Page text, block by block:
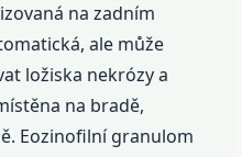
na zadním
ale může
ložiska nekrózy a
na bradě,
Eozinofilní granulom